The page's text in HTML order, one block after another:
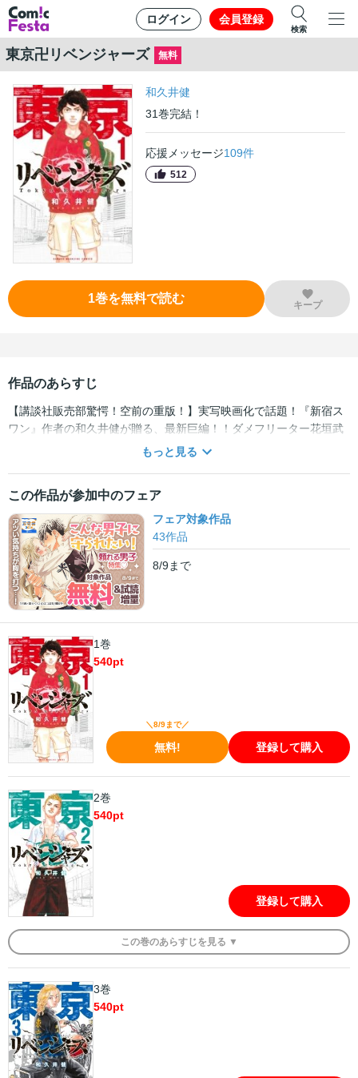
ログイン 会員登録
検索
東京卍リベンジャーズ 無料
和久井健
31巻完結！
応援メッセージ109件
512
1巻を無料で読む キープ
作品のあらすじ
【講談社販売部驚愕！空前の重版！】実写映画化で話題！『新宿ス
ワン』作者の和久井健が贈る、最新巨編！！ダメフリーター花垣武
道は、ある日ニュースを見ていると、最凶最悪の悪党連合”東京卍
ながら6歳年下の店長にこき使われる日々。人生のピークは確実に彼
女がいた中学時代だけだった……。そんなどん底人生まっただ中の
ある日、突如12年前へタイムリープ！！恋人を救うため、逃げ続け
た自分を変えるため、人生のリベンジを開始する！！【各方面から
称賛の声！！】2017年の新連載で1番売れたサスペンス漫画！＆
2017年の新連載で1番売れたタイムリープ漫画！！LINEマンガ総合
ランキング1位獲得！！ホリエモンが選ぶ今読むべき漫画11選ノミ
ネート!!鈴木達央 VS. 島崎信長!? 一人三役で熱い掛け合いをした最
新PVがYoutubeで公開中！！「鈴木達央 島崎信長 東卍」で検
索！！
もっと見る
この作品が参加中のフェア
フェア対象作品
43作品
8/9まで
1巻
540pt
＼8/9まで／
無料! 登録して購入
2巻
540pt
登録して購入
この巻のあらすじを 見る ▼
3巻
540pt